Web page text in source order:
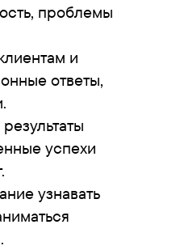
проблемы
и
ответы,
успехи
узнавать